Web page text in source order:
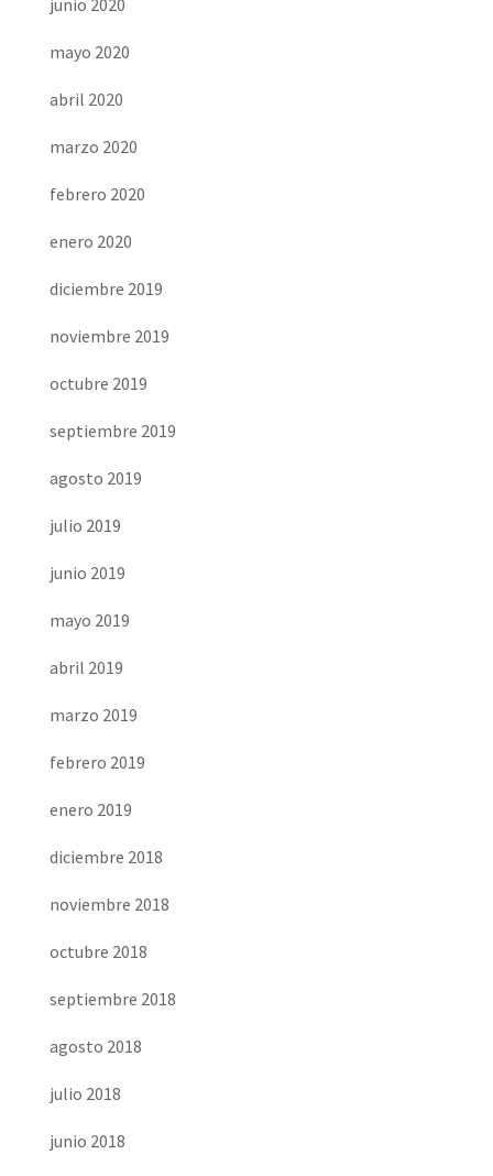
junio 2020
mayo 2020
abril 2020
marzo 2020
febrero 2020
enero 2020
diciembre 2019
noviembre 2019
octubre 2019
septiembre 2019
agosto 2019
julio 2019
junio 2019
mayo 2019
abril 2019
marzo 2019
febrero 2019
enero 2019
diciembre 2018
noviembre 2018
octubre 2018
septiembre 2018
agosto 2018
julio 2018
junio 2018